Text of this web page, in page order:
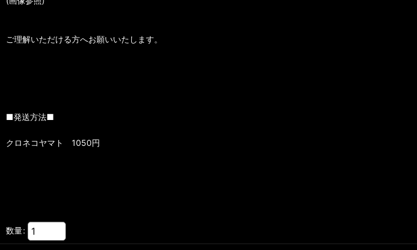
ご理解いただける方へお願いいたします。
■発送方法■
クロネコヤマト 1050円
数量: